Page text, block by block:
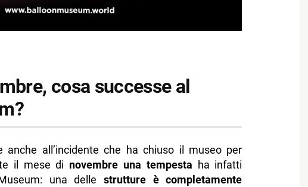
cosa successe al
anche all’incidente che ha chiuso il museo per
il mese di novembre una tempesta ha infatti
una delle strutture è completamente